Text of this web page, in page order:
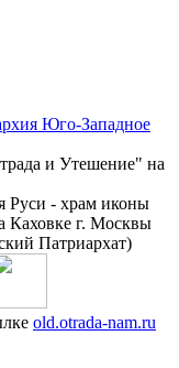
Юго-Западное
и Утешение" на
Руси - храм иконы
Каховке г. Москвы
Патриархат)
old.otrada-nam.ru